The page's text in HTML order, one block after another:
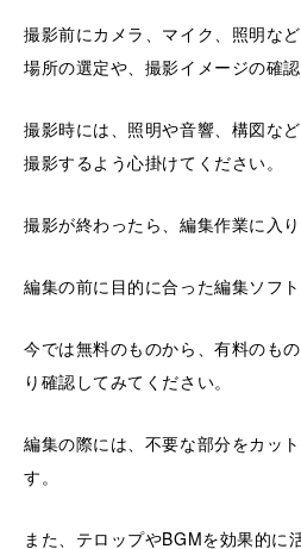
撮影前にカメラ、マイク、照明な
場所の選定や、撮影イメージの確認
撮影時には、照明や音響、構図な
撮影するよう心掛けてください。
撮影が終わったら、編集作業に入り
編集の前に目的に合った編集ソフ
今では無料のものから、有料のも
り確認してみてください。
編集の際には、不要な部分をカッ
す。
また、テロップやBGMを効果的に